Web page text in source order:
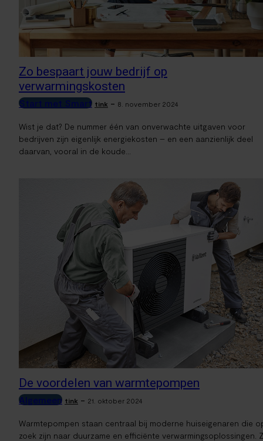
Zo bespaart jouw bedrijf op
verwarmingskosten
Start met Smart tink - 8. november 2024
Wist je dat? De nummer één van onverwachte uitgaven voor
bedrijven zijn eigenlijk energiekosten – en een aanzienlijk deel
daarvan, vooral in de koude...
De voordelen van warmtepompen
Algemeen tink - 21. oktober 2024
Warmtepompen staan centraal bij moderne huiseigenaren die
zoek zijn naar duurzame en efficiënte verwarmingsoplossingen.